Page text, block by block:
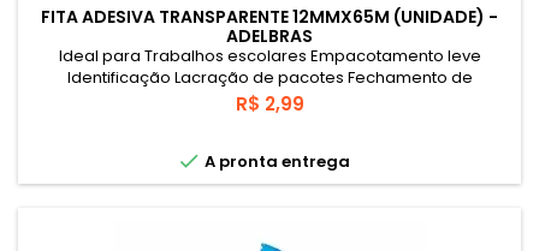
FITA ADESIVA TRANSPARENTE 12MMX65M (UNIDADE) -
ADELBRAS
Ideal para Trabalhos escolares Empacotamento leve
Identificação Lacração de pacotes Fechamento de
envelopes.
Preço
R$ 2,99
 A pronta entrega